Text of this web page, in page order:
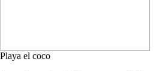
Playa el coco